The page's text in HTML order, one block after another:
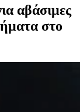
αβάσιμες
στο